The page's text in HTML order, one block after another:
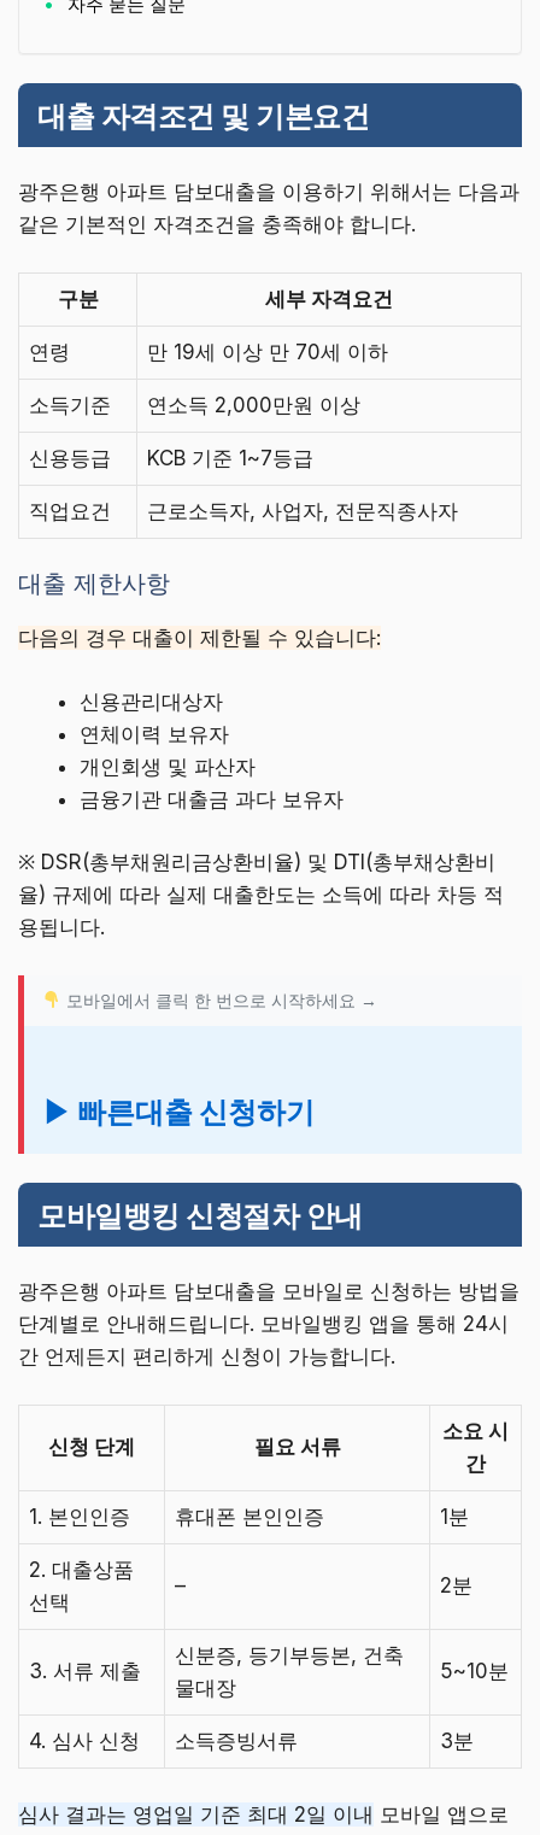
자주 묻는 질문
대출 자격조건 및 기본요건
광주은행 아파트 담보대출을 이용하기 위해서는 다음과
같은 기본적인 자격조건을 충족해야 합니다.
구분 세부 자격요건
연령 만 19세 이상 만 70세 이하
소득기준 연소득 2,000만원 이상
신용등급 KCB 기준 1~7등급
직업요건 근로소득자, 사업자, 전문직종사자
대출 제한사항
다음의 경우 대출이 제한될 수 있습니다:
신용관리대상자
연체이력 보유자
개인회생 및 파산자
금융기관 대출금 과다 보유자
※ DSR(총부채원리금상환비율) 및 DTI(총부채상환비
율) 규제에 따라 실제 대출한도는 소득에 따라 차등 적
용됩니다.
모바일에서 클릭 한 번으로 시작하세요 →
▶ 빠른대출 신청하기
모바일뱅킹 신청절차 안내
광주은행 아파트 담보대출을 모바일로 신청하는 방법을
단계별로 안내해드립니다. 모바일뱅킹 앱을 통해 24시
간 언제든지 편리하게 신청이 가능합니다.
신청 단계 필요 서류
소요 시
간
1. 본인인증 휴대폰 본인인증 1분
2. 대출상품
선택
– 2분
3. 서류 제출
신분증, 등기부등본, 건축
물대장
5~10분
4. 심사 신청 소득증빙서류 3분
심사 결과는 영업일 기준 최대 2일 이내 모바일 앱으로